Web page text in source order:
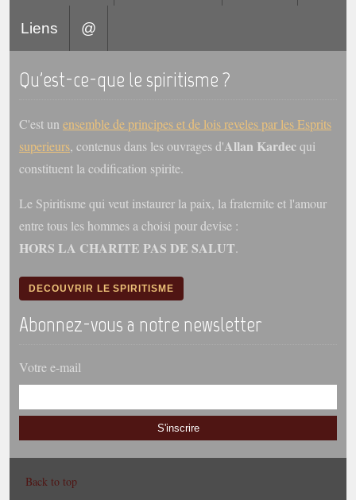
Liens @
Qu'est-ce-que le spiritisme ?
C'est un ensemble de principes et de lois reveles par les Esprits
superieurs, contenus dans les ouvrages d'Allan Kardecqui
constituent la codification spirite.
Le Spiritisme qui veut instaurer la paix, la fraternite et l'amour
entre tous les hommes a choisi pour devise :
HORS LA CHARITE PAS DE SALUT.
DECOUVRIR LE SPIRITISME
Abonnez-vous a notre newsletter
Votre e-mail
S'inscrire
Back to top